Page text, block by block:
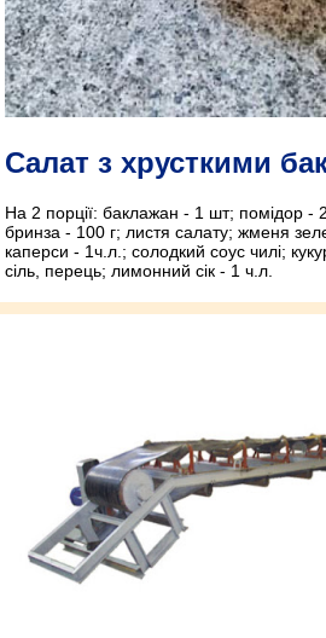
Салат з хрусткими
На 2 порції: баклажан - 1 шт; помідор -
бринза - 100 г; листя салату; жменя
каперси - 1ч.л.; солодкий соус чилі;
сіль, перець; лимонний сік - 1 ч.л.